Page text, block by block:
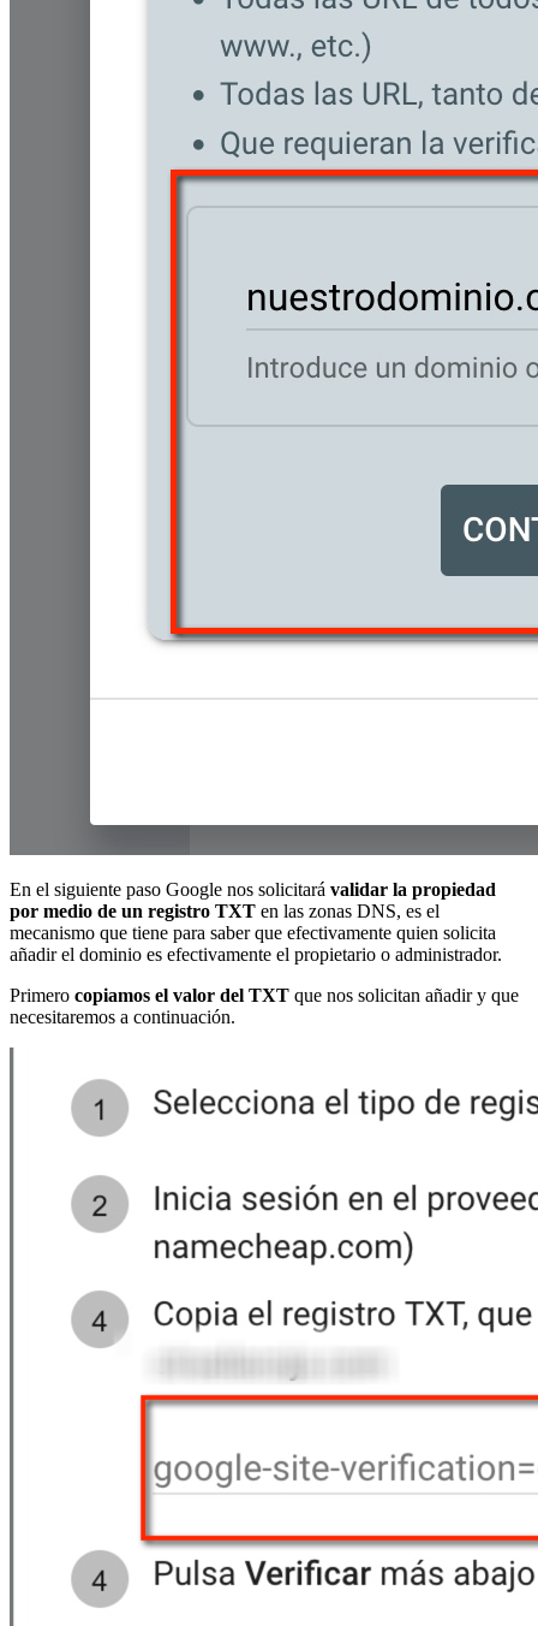
En el siguiente paso Google nos solicitará validar la propiedad
por medio de un registro TXT en las zonas DNS, es el
mecanismo que tiene para saber que efectivamente quien solicita
añadir el dominio es efectivamente el propietario o administrador.
Primero copiamos el valor del TXT que nos solicitan añadir y que
necesitaremos a continuación.